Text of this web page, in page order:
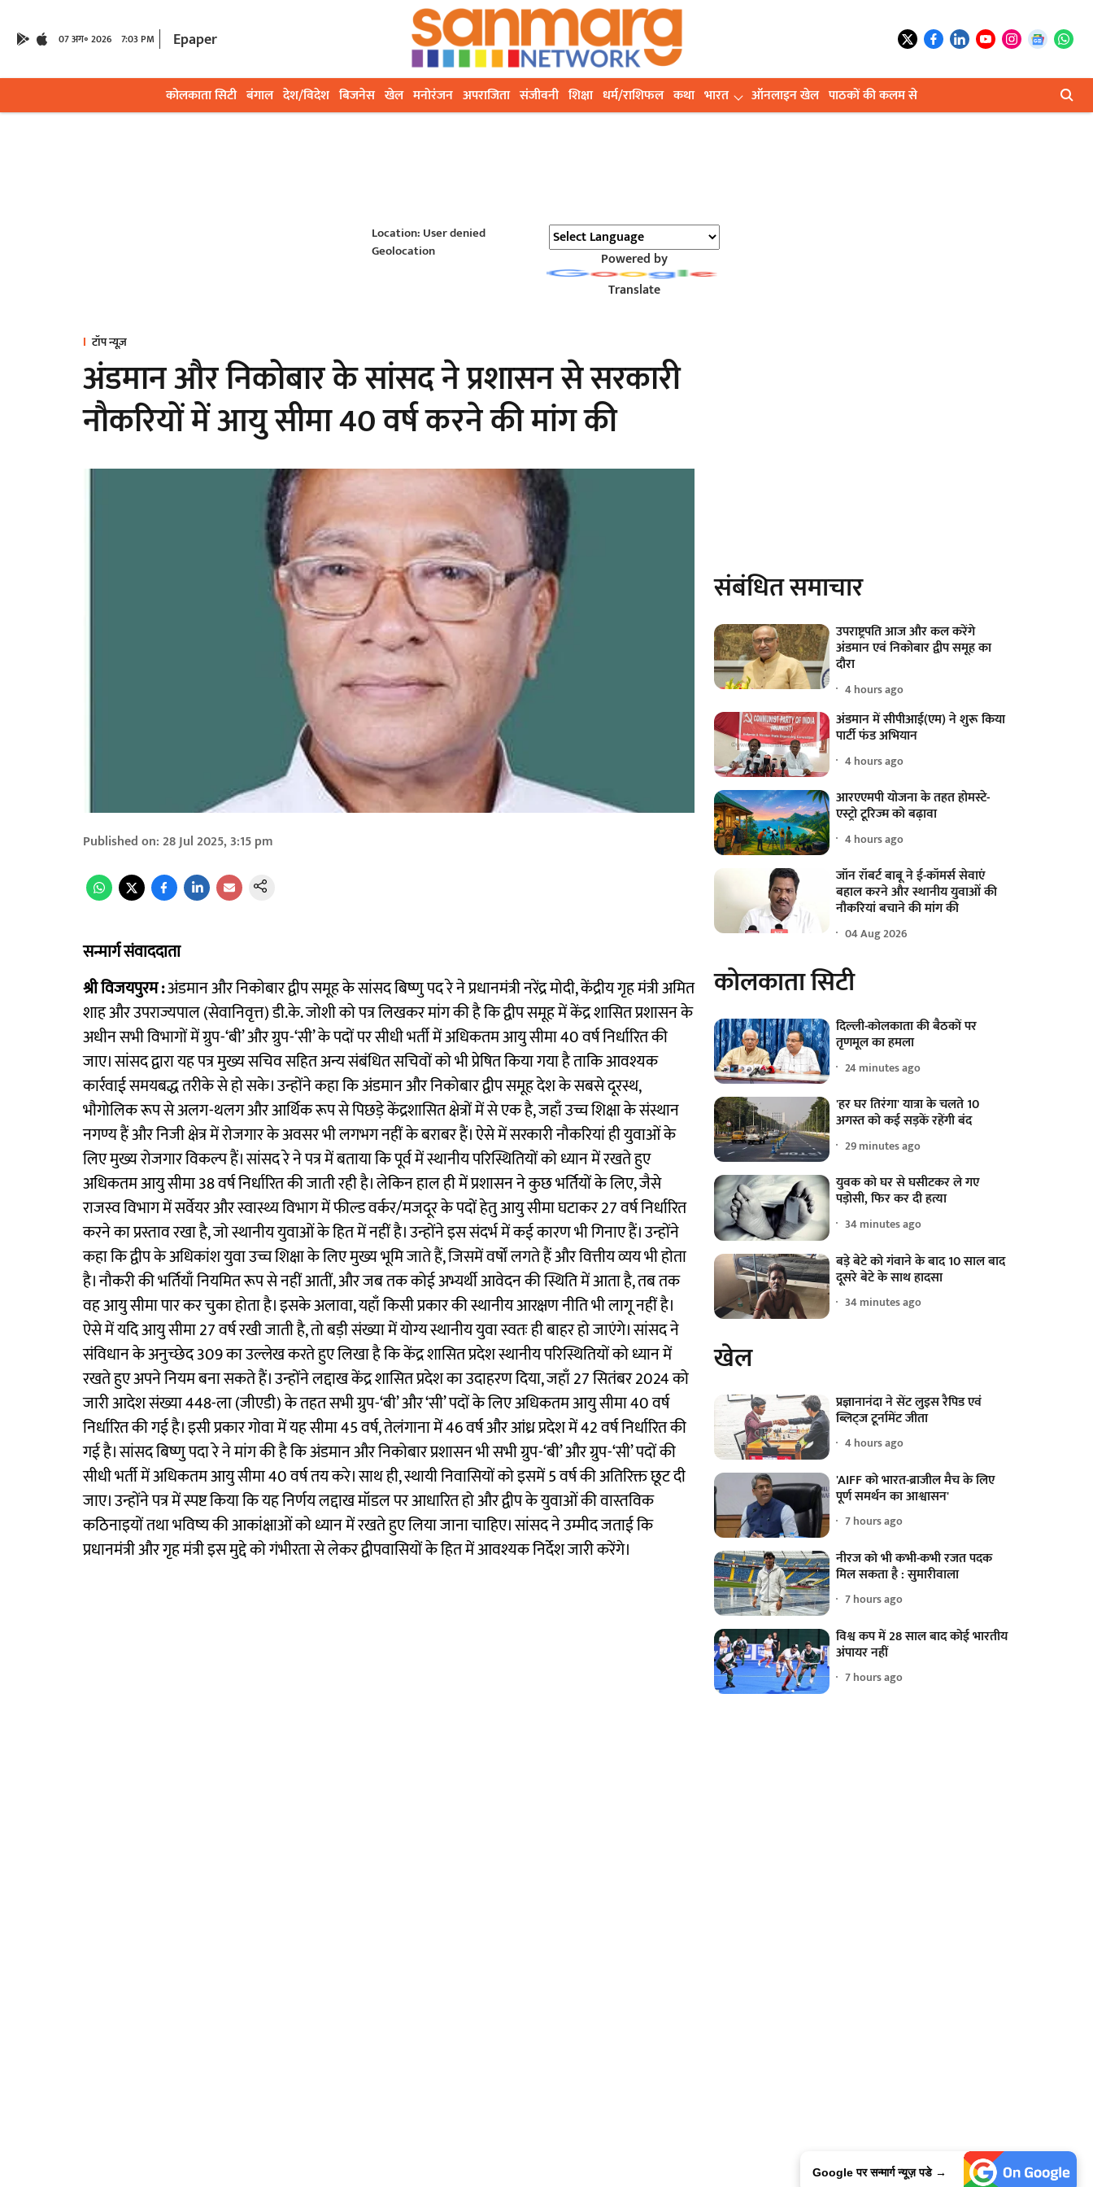
07 अग॰ 2026 7:03 PM Epaper
कोलकाता सिटी बंगाल देश/विदेश बिजनेस खेल मनोरंजन अपराजिता संजीवनी शिक्षा धर्म/राशिफल कथा भारत ऑनलाइन खेल पाठकों की कलम से
Location: User denied
Geolocation
Powered by
Translate
टॉप न्यूज़
अंडमान और निकोबार के सांसद ने प्रशासन से सरकारी
नौकरियों में आयु सीमा 40 वर्ष करने की मांग की
Published on:28 Jul 2025, 3:15 pm
सन्मार्ग संवाददाता
श्री विजयपुरम :अंडमान और निकोबार द्वीप समूह के सांसद बिष्णु पद रे ने प्रधानमंत्री नरेंद्र मोदी, केंद्रीय गृह मंत्री अमित
शाह और उपराज्यपाल (सेवानिवृत्त) डी.के. जोशी को पत्र लिखकर मांग की है कि द्वीप समूह में केंद्र शासित प्रशासन के
अधीन सभी विभागों में ग्रुप-‘बी’ और ग्रुप-‘सी’ के पदों पर सीधी भर्ती में अधिकतम आयु सीमा 40 वर्ष निर्धारित की
जाए। सांसद द्वारा यह पत्र मुख्य सचिव सहित अन्य संबंधित सचिवों को भी प्रेषित किया गया है ताकि आवश्यक
कार्रवाई समयबद्ध तरीके से हो सके। उन्होंने कहा कि अंडमान और निकोबार द्वीप समूह देश के सबसे दूरस्थ,
भौगोलिक रूप से अलग-थलग और आर्थिक रूप से पिछड़े केंद्रशासित क्षेत्रों में से एक है, जहाँ उच्च शिक्षा के संस्थान
नगण्य हैं और निजी क्षेत्र में रोजगार के अवसर भी लगभग नहीं के बराबर हैं। ऐसे में सरकारी नौकरियां ही युवाओं के
लिए मुख्य रोजगार विकल्प हैं। सांसद रे ने पत्र में बताया कि पूर्व में स्थानीय परिस्थितियों को ध्यान में रखते हुए
अधिकतम आयु सीमा 38 वर्ष निर्धारित की जाती रही है। लेकिन हाल ही में प्रशासन ने कुछ भर्तियों के लिए, जैसे
राजस्व विभाग में सर्वेयर और स्वास्थ्य विभाग में फील्ड वर्कर/मजदूर के पदों हेतु आयु सीमा घटाकर 27 वर्ष निर्धारित
करने का प्रस्ताव रखा है, जो स्थानीय युवाओं के हित में नहीं है। उन्होंने इस संदर्भ में कई कारण भी गिनाए हैं। उन्होंने
कहा कि द्वीप के अधिकांश युवा उच्च शिक्षा के लिए मुख्य भूमि जाते हैं, जिसमें वर्षों लगते हैं और वित्तीय व्यय भी होता
है। नौकरी की भर्तियाँ नियमित रूप से नहीं आतीं, और जब तक कोई अभ्यर्थी आवेदन की स्थिति में आता है, तब तक
वह आयु सीमा पार कर चुका होता है। इसके अलावा, यहाँ किसी प्रकार की स्थानीय आरक्षण नीति भी लागू नहीं है।
ऐसे में यदि आयु सीमा 27 वर्ष रखी जाती है, तो बड़ी संख्या में योग्य स्थानीय युवा स्वतः ही बाहर हो जाएंगे। सांसद ने
संविधान के अनुच्छेद 309 का उल्लेख करते हुए लिखा है कि केंद्र शासित प्रदेश स्थानीय परिस्थितियों को ध्यान में
रखते हुए अपने नियम बना सकते हैं। उन्होंने लद्दाख केंद्र शासित प्रदेश का उदाहरण दिया, जहाँ 27 सितंबर 2024 को
जारी आदेश संख्या 448-ला (जीएडी) के तहत सभी ग्रुप-‘बी’ और ‘सी’ पदों के लिए अधिकतम आयु सीमा 40 वर्ष
निर्धारित की गई है। इसी प्रकार गोवा में यह सीमा 45 वर्ष, तेलंगाना में 46 वर्ष और आंध्र प्रदेश में 42 वर्ष निर्धारित की
गई है। सांसद बिष्णु पदा रे ने मांग की है कि अंडमान और निकोबार प्रशासन भी सभी ग्रुप-‘बी’ और ग्रुप-‘सी’ पदों की
सीधी भर्ती में अधिकतम आयु सीमा 40 वर्ष तय करे। साथ ही, स्थायी निवासियों को इसमें 5 वर्ष की अतिरिक्त छूट दी
जाए। उन्होंने पत्र में स्पष्ट किया कि यह निर्णय लद्दाख मॉडल पर आधारित हो और द्वीप के युवाओं की वास्तविक
कठिनाइयों तथा भविष्य की आकांक्षाओं को ध्यान में रखते हुए लिया जाना चाहिए। सांसद ने उम्मीद जताई कि
प्रधानमंत्री और गृह मंत्री इस मुद्दे को गंभीरता से लेकर द्वीपवासियों के हित में आवश्यक निर्देश जारी करेंगे।
संबंधित समाचार
उपराष्ट्रपति आज और कल करेंगे
अंडमान एवं निकोबार द्वीप समूह का
दौरा
4 hours ago
अंडमान में सीपीआई(एम) ने शुरू किया
पार्टी फंड अभियान
4 hours ago
आरएएमपी योजना के तहत होमस्टे-
एस्ट्रो टूरिज्म को बढ़ावा
4 hours ago
जॉन रॉबर्ट बाबू ने ई-कॉमर्स सेवाएं
बहाल करने और स्थानीय युवाओं की
नौकरियां बचाने की मांग की
04 Aug 2026
कोलकाता सिटी
दिल्ली-कोलकाता की बैठकों पर
तृणमूल का हमला
24 minutes ago
'हर घर तिरंगा' यात्रा के चलते 10
अगस्त को कई सड़कें रहेंगी बंद
29 minutes ago
युवक को घर से घसीटकर ले गए
पड़ोसी, फिर कर दी हत्या
34 minutes ago
बड़े बेटे को गंवाने के बाद 10 साल बाद
दूसरे बेटे के साथ हादसा
34 minutes ago
खेल
प्रज्ञानानंदा ने सेंट लुइस रैपिड एवं
ब्लिट्ज टूर्नामेंट जीता
4 hours ago
'AIFF को भारत-ब्राजील मैच के लिए
पूर्ण समर्थन का आश्वासन'
7 hours ago
नीरज को भी कभी-कभी रजत पदक
मिल सकता है : सुमारीवाला
7 hours ago
विश्व कप में 28 साल बाद कोई भारतीय
अंपायर नहीं
7 hours ago
Google पर सन्मार्ग न्यूज़ पडे →